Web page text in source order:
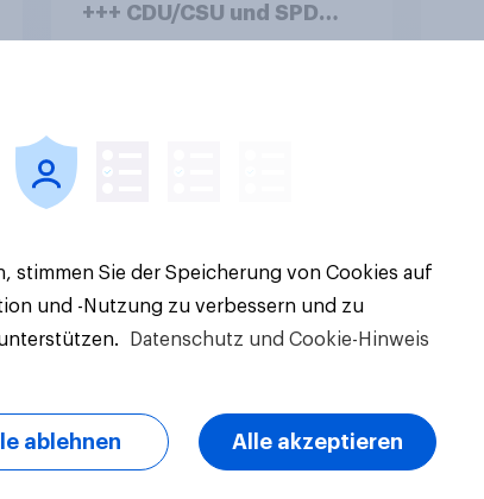
+++ CDU/CSU und SPD
historisch niedrig +++
Artikel
stimmen Sie der Speicherung von Cookies auf
und -Nutzung zu verbessern und zu
Datenschutz und Cookie-Hinweis
ablehnen Alle akzeptieren